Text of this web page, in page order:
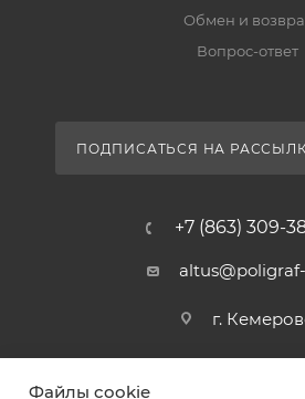
Обмен и
Вопрос-ответ
ПОДПИСАТЬСЯ НА
+7 (863) 309-
г.
Файлы cookie